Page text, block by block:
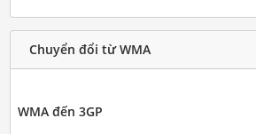
Chuyển đổi từ WMA
WMA đến 3GP